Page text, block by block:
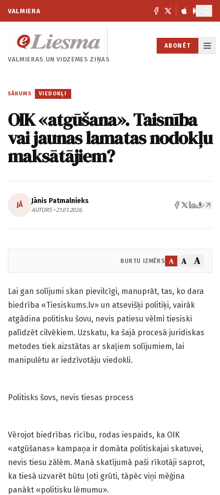
VALMIERA
VALMIERAS UNVIDZEMES ZIŅAS
ABONĒT
SĀKUMS / VIEDOKĻI
OIK «atgūšana». Taisnība
vai jaunas lamatas nodokļu
maksātājiem?
JĀ Jānis Patmalnieks
AUTORS • 21.01.2026.
BURTU IZMĒRS A A A
Lai gan solījumi skan pievilcīgi, manuprāt, tas, ko dara
biedrība «Tiesiskums.lv» un atsevišķi politiķi, vairāk
atgādina politisku šovu, nevis patiesu vēlmi tiesiski
palīdzēt cilvēkiem. Uzskatu, ka šajā procesā juridiskas
metodes tiek aizstātas ar skaļiem solījumiem, lai
manipulētu ar iedzīvotāju viedokli.
Politisks šovs, nevis tiesas process
Vērojot biedrības rīcību, rodas iespaids, ka OIK
«atgūšanas» kampaņa ir domāta politiskajai skatuvei,
nevis tiesu zālēm. Manā skatījumā paši rīkotāji saprot,
ka tiesā uzvarēt būtu ļoti grūti, tāpēc viņi mēģina
panākt «politisku lēmumu».